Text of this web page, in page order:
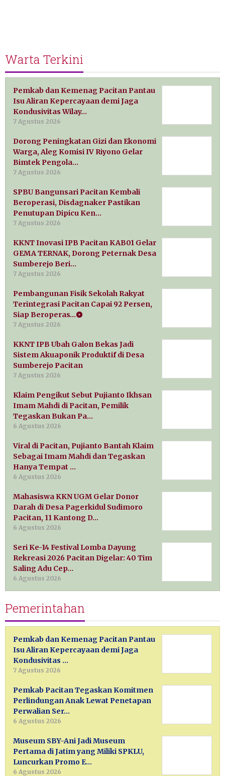
Warta Terkini
Pemkab dan Kemenag Pacitan Pantau
Isu Aliran Kepercayaan demi Jaga
Kondusivitas Wilay…
7 Agustus 2026
Dorong Peningkatan Gizi dan Ekonomi
Warga, Aleg Komisi IV Riyono Gelar
Bimtek Pengola…
7 Agustus 2026
SPBU Bangunsari Pacitan Kembali
Beroperasi, Disdagnaker Pastikan
Penutupan Dipicu Ken…
7 Agustus 2026
KKNT Inovasi IPB Pacitan KAB01 Gelar
GEMA TERNAK, Dorong Peternak Desa
Sumberejo Beri…
7 Agustus 2026
Pembangunan Fisik Sekolah Rakyat
Terintegrasi Pacitan Capai 92 Persen,
Siap Beroperas…
7 Agustus 2026
KKNT IPB Ubah Galon Bekas Jadi
Sistem Akuaponik Produktif di Desa
Sumberejo Pacitan
7 Agustus 2026
Klaim Pengikut Sebut Pujianto Ikhsan
Imam Mahdi di Pacitan, Pemilik
Tegaskan Bukan Pa…
6 Agustus 2026
Viral di Pacitan, Pujianto Bantah Klaim
Sebagai Imam Mahdi dan Tegaskan
Hanya Tempat …
6 Agustus 2026
Mahasiswa KKN UGM Gelar Donor
Darah di Desa Pagerkidul Sudimoro
Pacitan, 11 Kantong D…
6 Agustus 2026
Seri Ke-14 Festival Lomba Dayung
Rekreasi 2026 Pacitan Digelar: 40 Tim
Saling Adu Cep…
6 Agustus 2026
Pemerintahan
Pemkab dan Kemenag Pacitan Pantau
Isu Aliran Kepercayaan demi Jaga
Kondusivitas …
7 Agustus 2026
Pemkab Pacitan Tegaskan Komitmen
Perlindungan Anak Lewat Penetapan
Perwalian Ser…
6 Agustus 2026
Museum SBY-Ani Jadi Museum
Pertama di Jatim yang Miliki SPKLU,
Luncurkan Promo E…
6 Agustus 2026